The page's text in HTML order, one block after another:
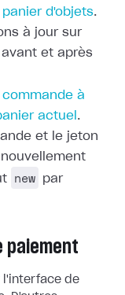
panier d'objets.
à jour sur
et après
à
actuel .
et le jeton
new
par
paiement
l'interface de